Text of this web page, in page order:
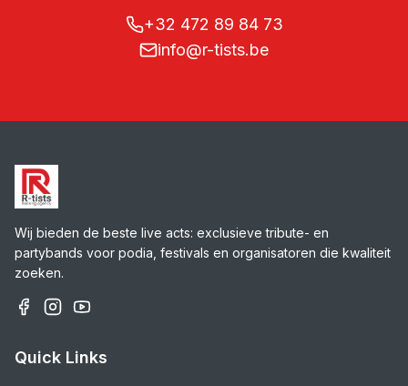
+32 472 89 84 73
info@r-tists.be
Wij bieden de beste live acts: exclusieve tribute- en
partybands voor podia, festivals en organisatoren die kwaliteit
zoeken.
Quick Links